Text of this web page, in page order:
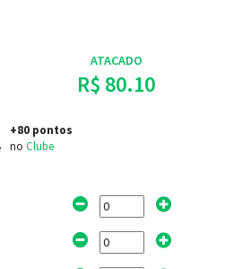
ATACADO
R$ 80.10
+80 pontos
no Clube